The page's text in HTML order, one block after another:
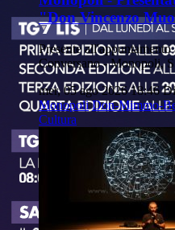
"Don Vincenzo
Presente
Conversano - Monopoli,
mer, 05 ago 2026 18:46
Monopoli Don-Mimmo-
Cultura